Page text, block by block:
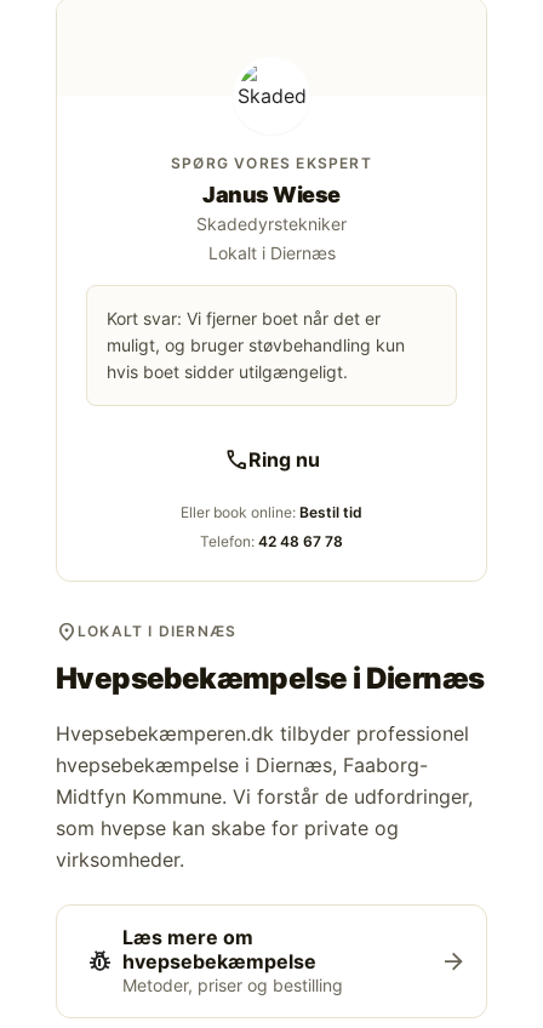
SPØRG VORES EKSPERT
Janus Wiese
Skadedyrstekniker
Lokalt i Diernæs
Kort svar: Vi fjerner boet når det er
muligt, og bruger støvbehandling kun
hvis boet sidder utilgængeligt.
callRing nu
Eller book online: Bestil tid
Telefon: 42 48 67 78
location_on LOKALT I DIERNÆS
Hvepsebekæmpelse i Diernæs
Hvepsebekæmperen.dk tilbyder professionel
hvepsebekæmpelse i Diernæs, Faaborg-
Midtfyn Kommune. Vi forstår de udfordringer,
som hvepse kan skabe for private og
virksomheder.
pest_control
Læs mere om
hvepsebekæmpelse
Metoder, priser og bestilling
arrow_forward